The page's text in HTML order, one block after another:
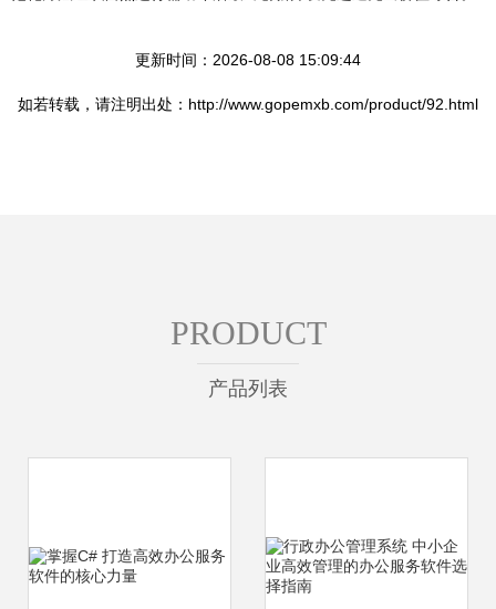
更新时间：2026-08-08 15:09:44
如若转载，请注明出处：http://www.gopemxb.com/product/92.html
PRODUCT
产品列表